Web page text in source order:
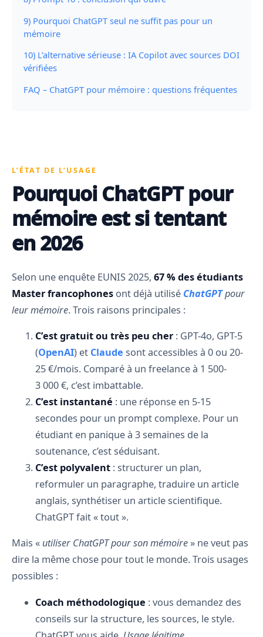
9) Pourquoi ChatGPT seul ne suffit pas pour un
mémoire
10) L’alternative sérieuse : IA Copilot avec sources DOI
vérifiées
FAQ – ChatGPT pour mémoire : questions fréquentes
L’ÉTAT DE L’USAGE
Pourquoi ChatGPT pour
mémoire est si tentant
en 2026
Selon une enquête EUNIS 2025, 67 % des étudiants
Master francophones ont déjà utilisé ChatGPTpour
leur mémoire. Trois raisons principales :
C’est gratuit ou très peu cher : GPT-4o, GPT-5
(OpenAI) et Claude sont accessibles à 0 ou 20-
25 €/mois. Comparé à un freelance à 1 500-
3 000 €, c’est imbattable.
C’est instantané : une réponse en 5-15
secondes pour un prompt complexe. Pour un
étudiant en panique à 3 semaines de la
soutenance, c’est séduisant.
C’est polyvalent : structurer un plan,
reformuler un paragraphe, traduire un article
anglais, synthétiser un article scientifique.
ChatGPT fait « tout ».
Mais « utiliser ChatGPT pour son mémoire » ne veut pas
dire la même chose pour tout le monde. Trois usages
possibles :
Coach méthodologique : vous demandez des
conseils sur la structure, les sources, le style.